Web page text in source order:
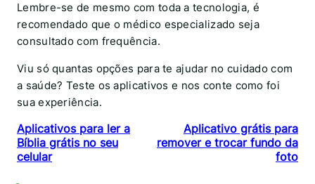
Lembre-se de mesmo com toda a tecnologia, é
recomendado que o médico especializado seja
consultado com frequência.
Viu só quantas opções para te ajudar no cuidado com
a saúde? Teste os aplicativos e nos conte como foi
sua experiência.
Aplicativos para ler a
Bíblia grátis no seu
celular
Aplicativo grátis para
remover e trocar fundo da
foto